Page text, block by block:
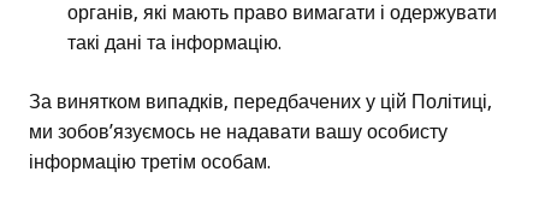
органів, які мають право вимагати і одержувати
такі дані та інформацію.
За винятком випадків, передбачених у цій Політиці,
ми зобов’язуємось не надавати вашу особисту
інформацію третім особам.